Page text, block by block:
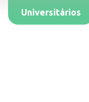
Universitários